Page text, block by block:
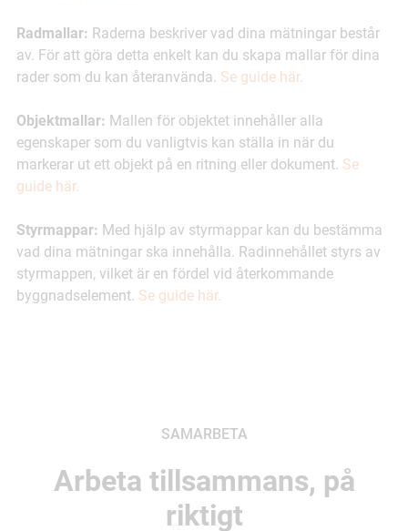
Radmallar: Raderna beskriver vad dina mätningar består
av. För att göra detta enkelt kan du skapa mallar för dina
rader som du kan återanvända. Se guide här.
Objektmallar: Mallen för objektet innehåller alla
egenskaper som du vanligtvis kan ställa in när du
markerar ut ett objekt på en ritning eller dokument. Se
guide här.
Styrmappar: Med hjälp av styrmappar kan du bestämma
vad dina mätningar ska innehålla. Radinnehållet styrs av
styrmappen, vilket är en fördel vid återkommande
byggnadselement. Se guide här.
SAMARBETA
Arbeta tillsammans, på
riktigt